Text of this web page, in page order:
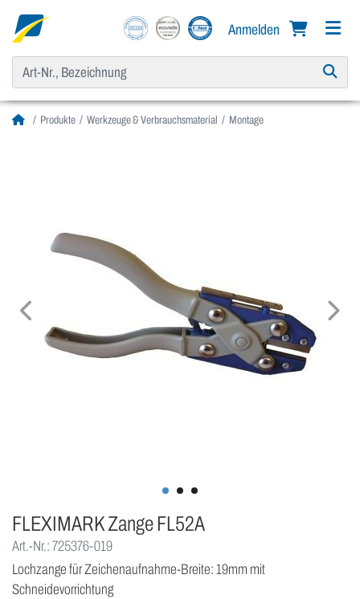
Anmelden
Produkte Werkzeuge & Verbrauchsmaterial Montage
FLEXIMARK Zange FL52A
Art.-Nr.: 725376-019
Lochzange für Zeichenaufnahme-Breite: 19mm mit
Schneidevorrichtung